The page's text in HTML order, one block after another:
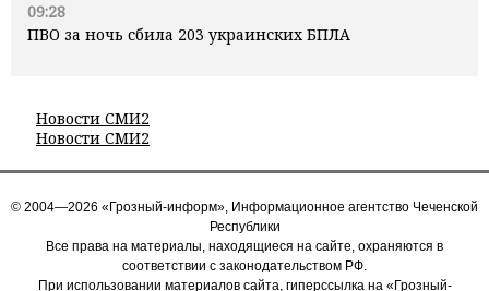
09:28
ПВО за ночь сбила 203 украинских БПЛА
Новости СМИ2
Новости СМИ2
© 2004—2026 «Грозный-информ», Информационное агентство Чеченской
Республики
Все права на материалы, находящиеся на сайте, охраняются в
соответствии с законодательством РФ.
При использовании материалов сайта, гиперссылка на «Грозный-